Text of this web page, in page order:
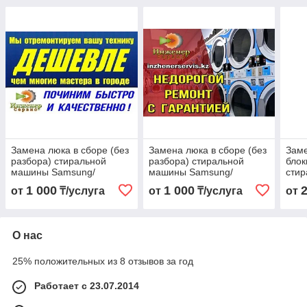
Замена люка в сборе (без
разбора) стиральной
машины Samsung/
от 1 000 ₸/услуга
Замена люка в сборе (без
разбора) стиральной
машины Samsung/
от 1 000₸/услуга от
О нас
25% положительных из 8 отзывов за год
Работает с 23.07.2014